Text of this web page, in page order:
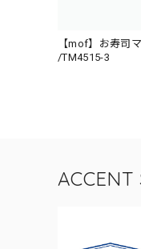
【mof】お寿司
/TM4515-3
ACCENT